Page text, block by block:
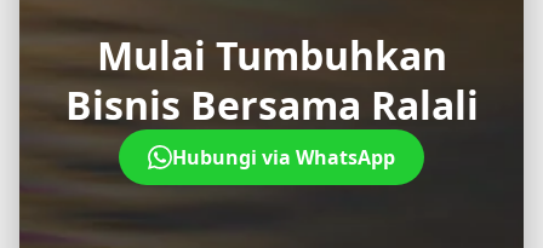
Mulai Tumbuhkan
Bisnis Bersama Ralali
Hubungi via WhatsApp